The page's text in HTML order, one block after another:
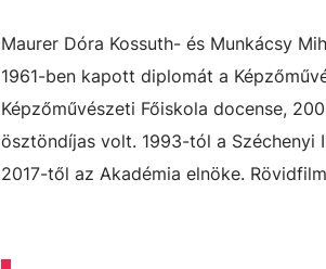
Maurer Dóra Kossuth- és Munkácsy
1961-ben kapott diplomát a
Képzőművészeti Főiskola docense,
ösztöndíjas volt. 1993-tól a Széchenyi
2017-től az Akadémia elnöke.